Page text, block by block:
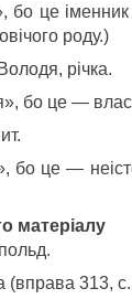
бо це іменник
роду.)
річка.
бо це —
бо це —
матеріалу
(вправа 313,